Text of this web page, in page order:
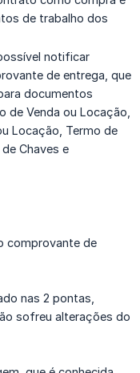
de trabalho dos
notificar
de entrega, que
documentos
de Venda ou Locação,
Locação, Termo de
Chaves e
comprovante de
nas 2 pontas,
sofreu alterações do